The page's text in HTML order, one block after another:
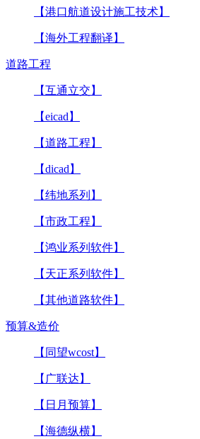
【港口航道设计施工技术】
【海外工程翻译】
道路工程
【互通立交】
【eicad】
【道路工程】
【dicad】
【纬地系列】
【市政工程】
【鸿业系列软件】
【天正系列软件】
【其他道路软件】
预算&造价
【同望wcost】
【广联达】
【日月预算】
【海德纵横】